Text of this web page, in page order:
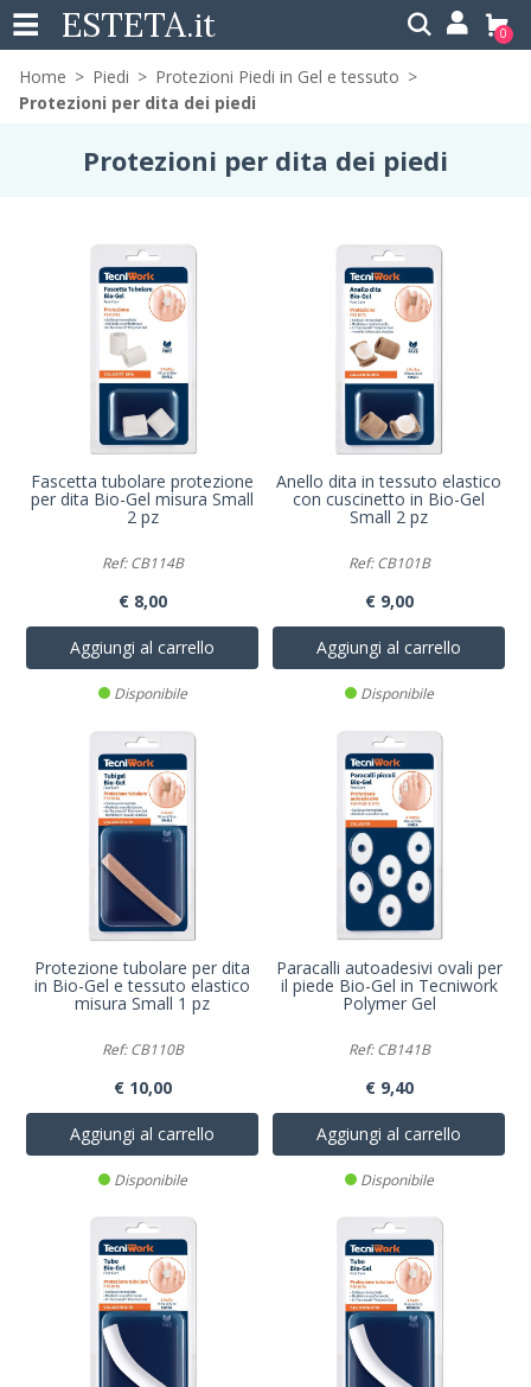
ESTETA.it 0
Home Piedi
Protezioni Piedi in Gel e tessuto
Protezioni per dita dei piedi
Protezioni per dita dei piedi
Fascetta tubolare protezione
per dita Bio-Gel misura Small
2 pz
Ref: CB114B
€ 8,00
Aggiungi al carrello
Disponibile
Anello dita in tessuto elastico
con cuscinetto in Bio-Gel
Small 2 pz
Ref: CB101B
€ 9,00
Aggiungi al carrello
Disponibile
Protezione tubolare per dita
in Bio-Gel e tessuto elastico
misura Small 1 pz
Ref: CB110B
€ 10,00
Aggiungi al carrello
Disponibile
Paracalli autoadesivi ovali per
il piede Bio-Gel in Tecniwork
Polymer Gel
Ref: CB141B
€ 9,40
Aggiungi al carrello
Disponibile